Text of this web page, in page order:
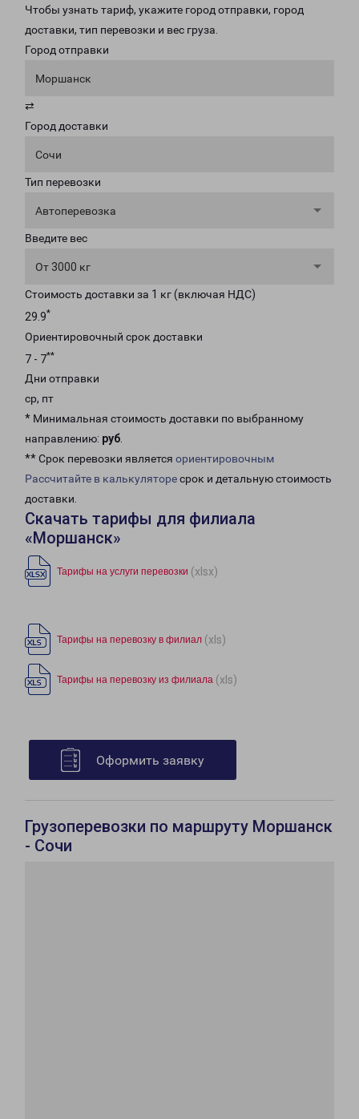
Чтобы узнать тариф, укажите город отправки, город
доставки, тип перевозки и вес груза.
Город отправки
Моршанск
⇄
Город доставки
Сочи
Тип перевозки
Автоперевозка
Введите вес
От 3000 кг
Стоимость доставки за 1 кг (включая НДС)
29.9*
Ориентировочный срок доставки
7 - 7**
Дни отправки
ср, пт
* Минимальная стоимость доставки по выбранному
направлению: руб.
** Срок перевозки является ориентировочным
Рассчитайте в калькуляторесрок и детальную стоимость
доставки.
Скачать тарифы для филиала
«Моршанск»
Тарифы на услуги перевозки (xlsx)
Тарифы на перевозку в филиал (xls)
Тарифы на перевозку из филиала (xls)
Оформить заявку
Грузоперевозки по маршруту Моршанск
- Сочи